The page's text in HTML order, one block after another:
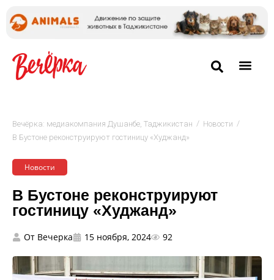
Вечёрка: медиакомпания Душанбе, Таджикистан / Новости /
В Бустоне реконструируют гостиницу «Худжанд»
Новости
В Бустоне реконструируют
гостиницу «Худжанд»
От Вечерка 15 ноября, 2024 92